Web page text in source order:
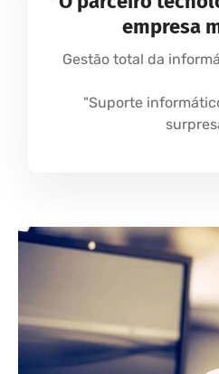
empresa
Gestão total da
"Suporte